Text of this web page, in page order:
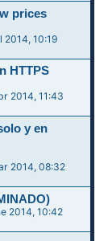
prices
2014, 10:19
HTTPS
2014, 11:43
y en
2014, 08:32
2014, 10:42